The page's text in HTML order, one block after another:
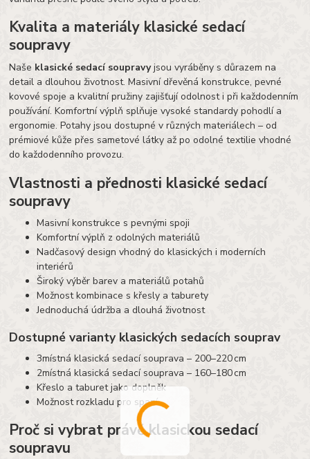
Kvalita a materiály klasické sedací
soupravy
Naše klasické sedací soupravyjsou vyráběny s důrazem na
detail a dlouhou životnost. Masivní dřevěná konstrukce, pevné
kovové spoje a kvalitní pružiny zajišťují odolnost i při každodenním
používání. Komfortní výplň splňuje vysoké standardy pohodlí a
ergonomie. Potahy jsou dostupné v různých materiálech – od
prémiové kůže přes sametové látky až po odolné textilie vhodné
do každodenního provozu.
Vlastnosti a přednosti klasické sedací
soupravy
Masivní konstrukce s pevnými spoji
Komfortní výplň z odolných materiálů
Nadčasový design vhodný do klasických i moderních
interiérů
Široký výběr barev a materiálů potahů
Možnost kombinace s křesly a taburety
Jednoduchá údržba a dlouhá životnost
Dostupné varianty klasických sedacích souprav
3místná klasická sedací souprava – 200–220 cm
2místná klasická sedací souprava – 160–180 cm
Křeslo a taburet jako doplněk
Možnost rozkladu pro spaní
Proč si vybrat právě klasickou sedací
soupravu